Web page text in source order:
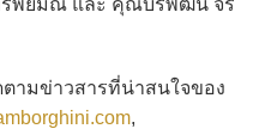
พย์มณี และ คุณบริพัฒน์ จิร
มข่าวสารที่น่าสนใจของ
,